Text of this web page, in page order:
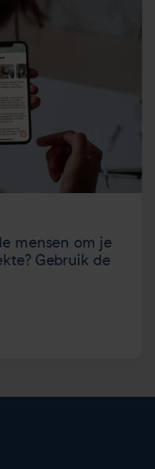
mensen om je
Gebruik de